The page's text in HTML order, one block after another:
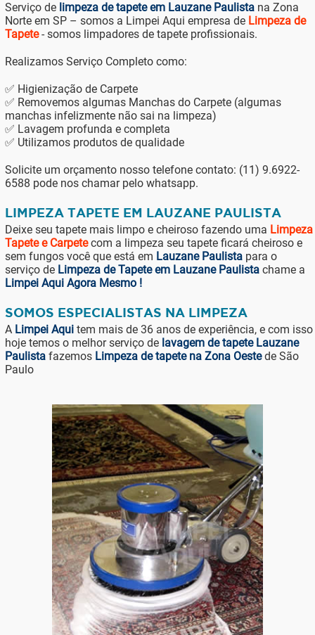
Serviço de limpeza de tapete em Lauzane Paulistana Zona
Norte em SP – somos a Limpei Aqui empresa de Limpeza de
Tapete- somos limpadores de tapete profissionais.
Realizamos Serviço Completo como:
✅ Higienização de Carpete
✅ Removemos algumas Manchas do Carpete (algumas
manchas infelizmente não sai na limpeza)
✅ Lavagem profunda e completa
✅ Utilizamos produtos de qualidade
Solicite um orçamento nosso telefone contato: (11) 9.6922-
6588 pode nos chamar pelo whatsapp.
LIMPEZA TAPETE EM LAUZANE PAULISTA
Deixe seu tapete mais limpo e cheiroso fazendo uma Limpeza
Tapete e Carpetecom a limpeza seu tapete ficará cheiroso e
sem fungos você que está em Lauzane Paulistapara o
serviço de Limpeza de Tapete em Lauzane Paulistachame a
Limpei Aqui Agora Mesmo !
SOMOS ESPECIALISTAS NA LIMPEZA
A Limpei Aquitem mais de 36 anos de experiência, e com isso
hoje temos o melhor serviço de lavagem de tapete Lauzane
Paulistafazemos Limpeza de tapete na Zona Oestede São
Paulo